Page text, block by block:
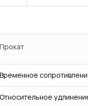
Сварка
Прокат
Временное
Относительное